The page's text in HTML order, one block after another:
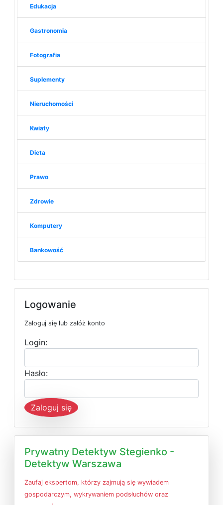
Edukacja
Gastronomia
Fotografia
Suplementy
Nieruchomości
Kwiaty
Dieta
Prawo
Zdrowie
Komputery
Bankowość
Logowanie
Zaloguj się lub załóż konto
Login:
Hasło:
Zaloguj się
Prywatny Detektyw Stegienko -
Detektyw Warszawa
Zaufaj ekspertom, którzy zajmują się wywiadem
gospodarczym, wykrywaniem podsłuchów oraz